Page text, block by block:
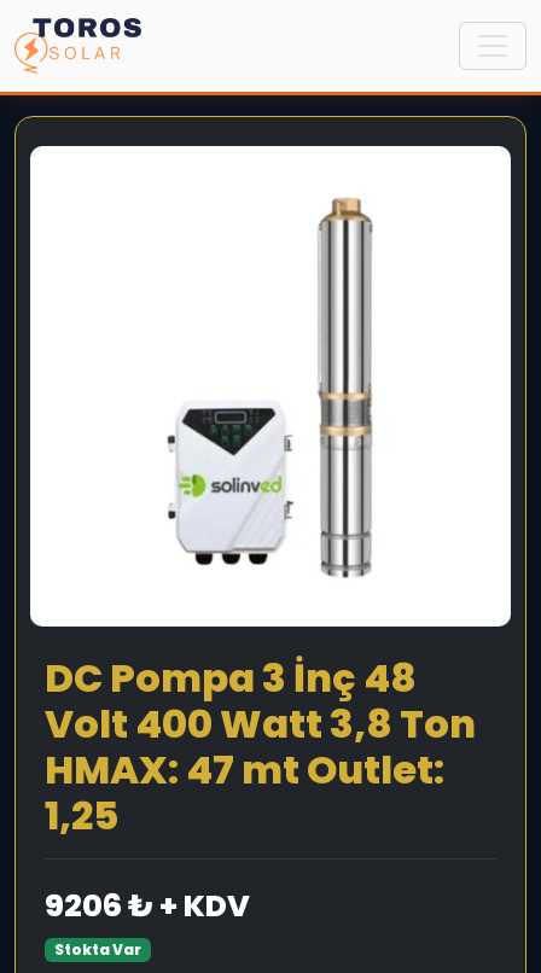
DC Pompa 3 İnç 48
Volt 400 Watt 3,8 Ton
HMAX: 47 mt Outlet:
1,25
9206 ₺ + KDV
Stokta Var